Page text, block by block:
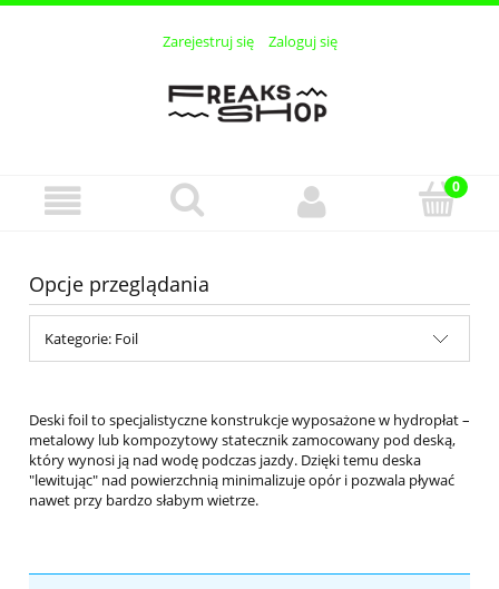
Zarejestruj się Zaloguj się
Opcje przeglądania
Kategorie: Foil
Deski foil to specjalistyczne konstrukcje wyposażone w hydropłat –
metalowy lub kompozytowy statecznik zamocowany pod deską,
który wynosi ją nad wodę podczas jazdy. Dzięki temu deska
"lewitując" nad powierzchnią minimalizuje opór i pozwala pływać
nawet przy bardzo słabym wietrze.